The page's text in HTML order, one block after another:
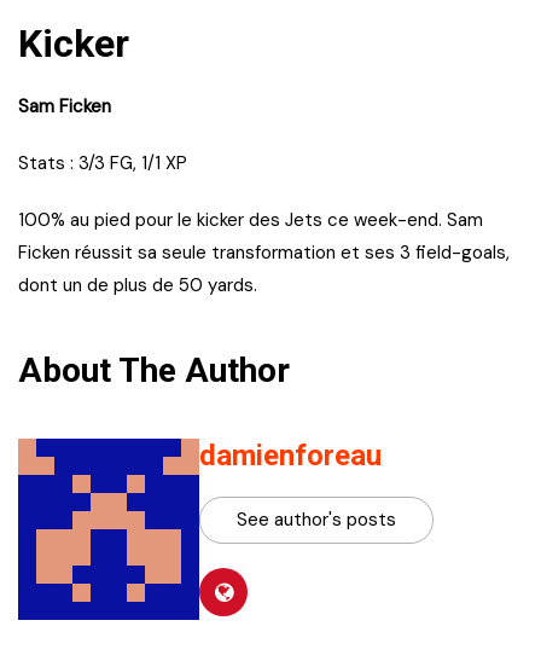
Kicker
Sam Ficken
Stats : 3/3 FG, 1/1 XP
100% au pied pour le kicker des Jets ce week-end. Sam
Ficken réussit sa seule transformation et ses 3 field-goals,
dont un de plus de 50 yards.
About The Author
damienforeau
See author's posts